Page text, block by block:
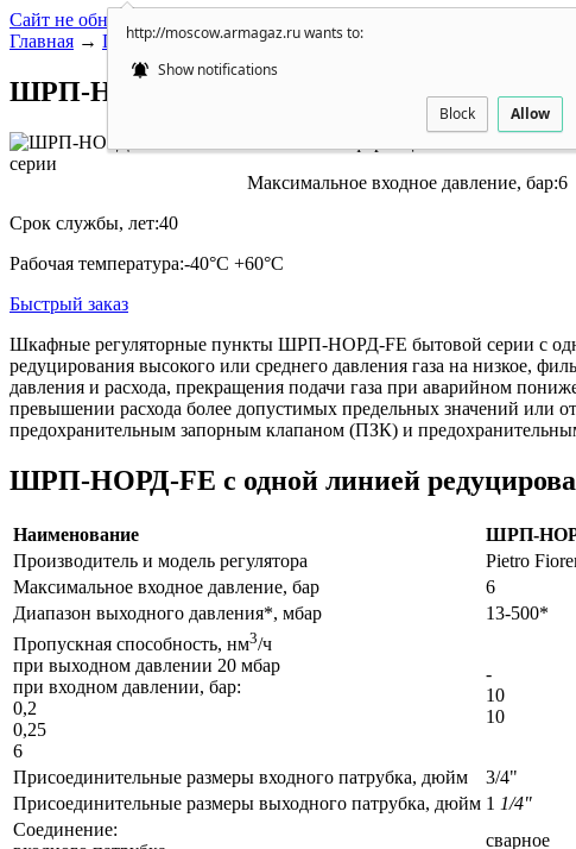
http://moscow.armagaz.ru wants to:
Show notifications
Block Allow
Сайт не обновляется. Перейти на новую версию сайта
Главная → Пункты учета и редуцирования газа → ШРП-НОРД
ШРП-НОРД бытовой серии
Максимальное входное давление, бар:6
Срок службы, лет:40
Рабочая температура:-40°С +60°С
Быстрый заказ
Шкафные регуляторные пункты ШРП-НОРД-FE бытовой серии с
редуцирования высокого или среднего давления газа на низкое,
давления и расхода, прекращения подачи газа при аварийном
превышении расхода более допустимых предельных значений или
предохранительным запорным клапаном (ПЗК) и
ШРП-НОРД-FE с одной линией
Наименование ШРП-
Производитель и модель регулятора
Pietro
Максимальное входное давление, бар
6
Диапазон выходного давления*, мбар
13-500*
Пропускная способность, нм3/ч
при выходном давлении 20 мбар
при входном давлении, бар:
0,2
0,25
6
-
10
10
Присоединительные размеры входного патрубка, дюйм 3/4"
Присоединительные размеры выходного патрубка, дюйм 1 1/4"
Соединение:
сварное